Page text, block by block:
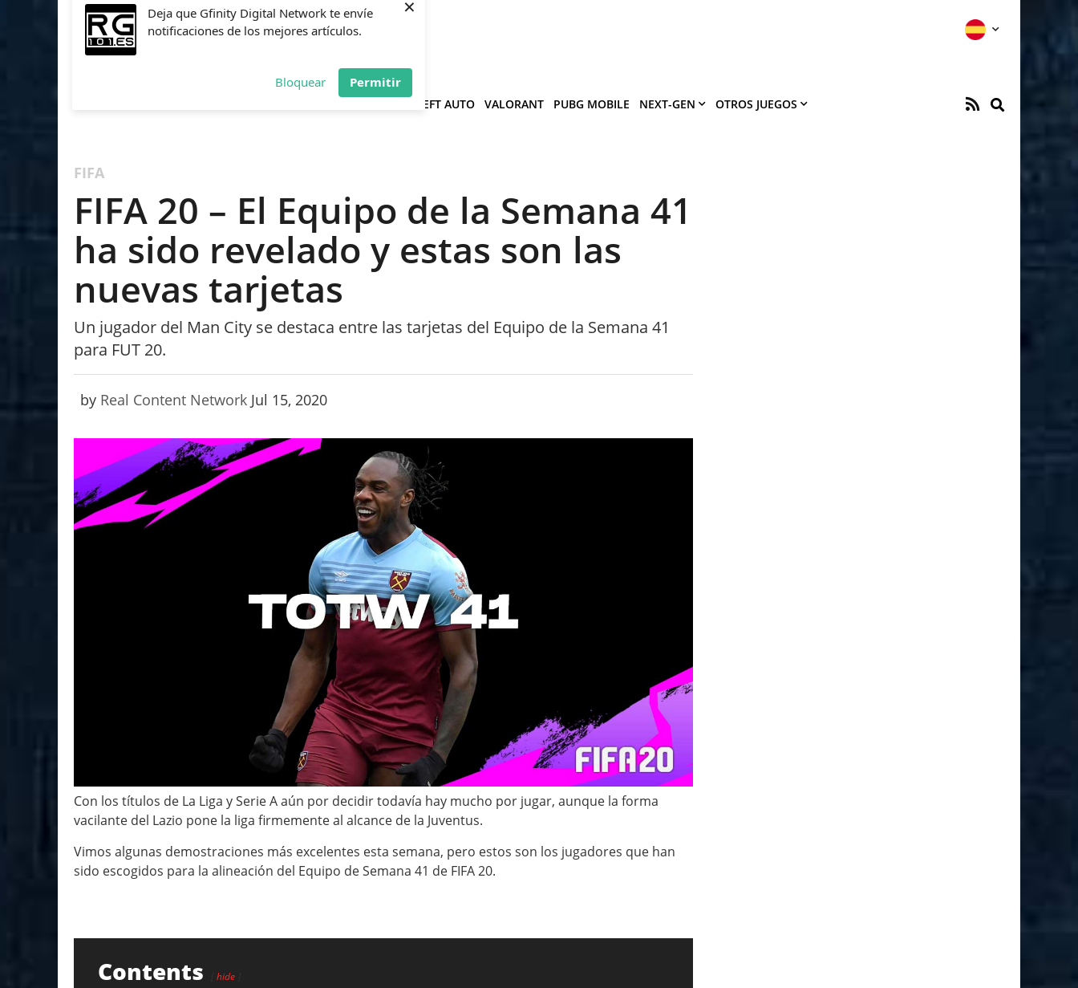
Deja que Gfinity Digital Network te envíe
notificaciones de los mejores artículos.
Bloquear Permitir
×
GRAND THEFT AUTO VALORANT PUBG MOBILE NEXT-GEN OTROS JUEGOS
FIFA
FIFA 20 – El Equipo de la Semana 41
ha sido revelado y estas son las
nuevas tarjetas
Un jugador del Man City se destaca entre las tarjetas del Equipo de la Semana 41
para FUT 20.
by Real Content Network Jul 15, 2020
Con los títulos de La Liga y Serie A aún por decidir todavía hay mucho por jugar, aunque la forma
vacilante del Lazio pone la liga firmemente al alcance de la Juventus.
Vimos algunas demostraciones más excelentes esta semana, pero estos son los jugadores que han
sido escogidos para la alineación del Equipo de Semana 41 de FIFA 20.
Contents hide